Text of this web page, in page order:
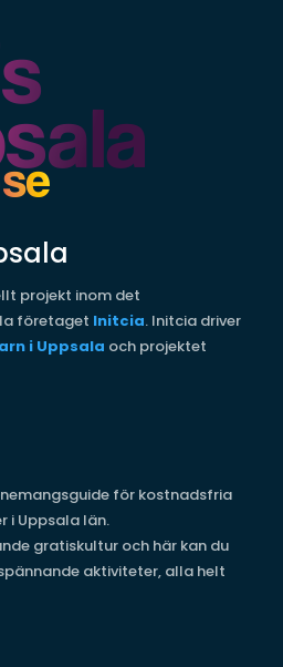
projekt inom det
företaget Initcia. Initcia driver
i Uppsala och projektet
för kostnadsfria
i Uppsala län.
gratiskultur och här kan du
aktiviteter, alla helt